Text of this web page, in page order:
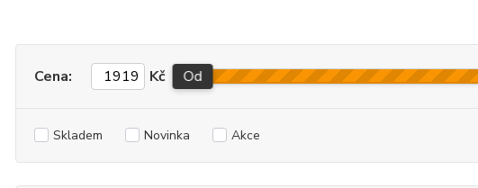
Cena: Kč Od
Skladem Novinka Akce